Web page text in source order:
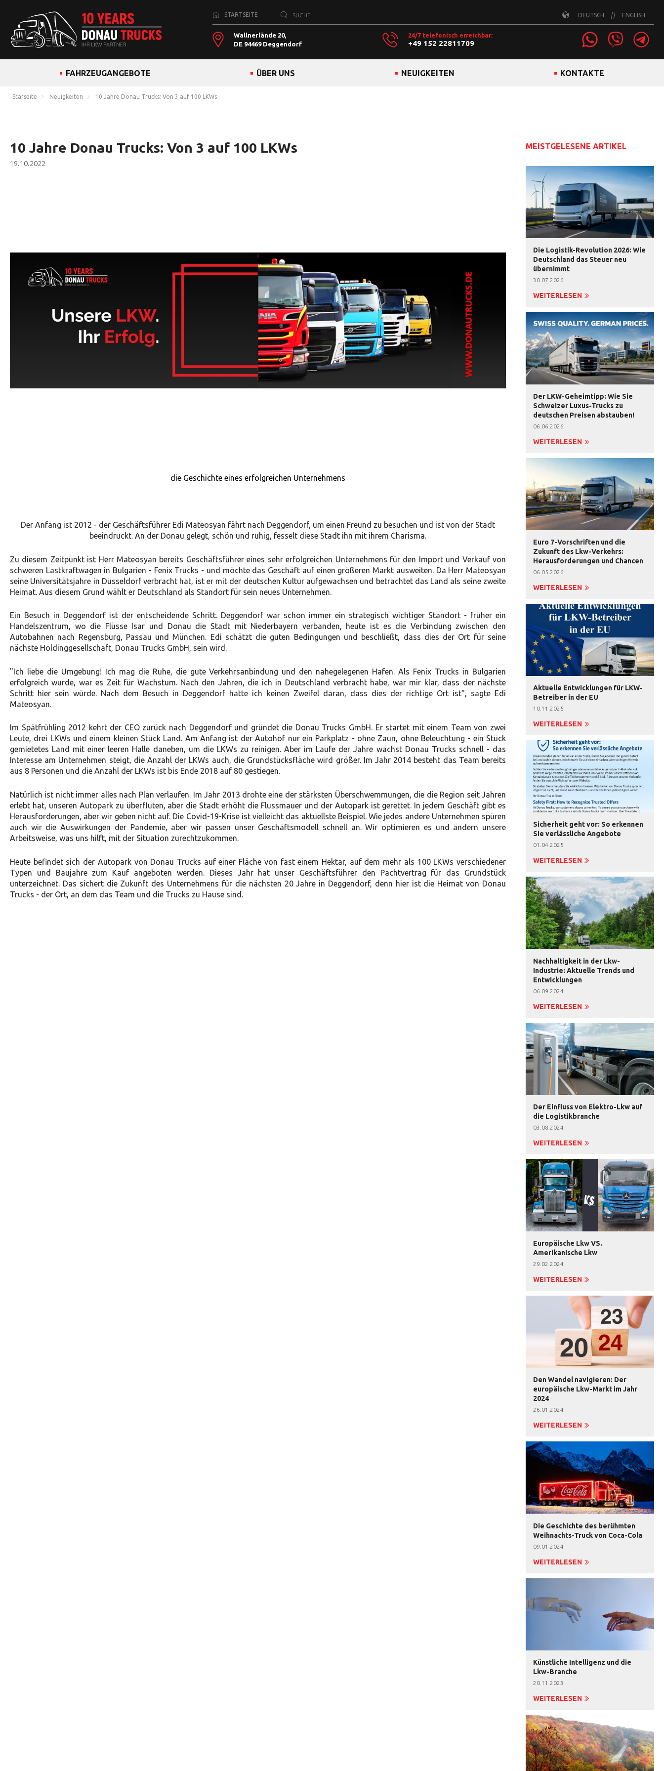
STARTSEITE DEUTSCH ENGLISH
Wallnerlände 20,
DE 94469 Deggendorf
24/7 telefonisch erreichbar:
+49 152 22811709
FAHRZEUGANGEBOTE ÜBER UNS NEUIGKEITEN KONTAKTE
Starseite Neuigkeiten 10 Jahre Donau Trucks: Von 3 auf 100 LKWs
10 Jahre Donau Trucks: Von 3 auf 100 LKWs
19.10.2022
die Geschichte eines erfolgreichen Unternehmens
Der Anfang ist 2012 - der Geschäftsführer Edi Mateosyan fährt nach Deggendorf, um einen Freund zu besuchen und ist von der Stadt
beeindruckt. An der Donau gelegt, schön und ruhig, fesselt diese Stadt ihn mit ihrem Charisma.
Zu diesem Zeitpunkt ist Herr Mateosyan bereits Geschäftsführer eines sehr erfolgreichen Unternehmens für den Import und Verkauf von
schweren Lastkraftwagen in Bulgarien - Fenix Trucks - und möchte das Geschäft auf einen größeren Markt ausweiten. Da Herr Mateosyan
seine Universitätsjahre in Düsseldorf verbracht hat, ist er mit der deutschen Kultur aufgewachsen und betrachtet das Land als seine zweite
Heimat. Aus diesem Grund wählt er Deutschland als Standort für sein neues Unternehmen.
Ein Besuch in Deggendorf ist der entscheidende Schritt. Deggendorf war schon immer ein strategisch wichtiger Standort - früher ein
Handelszentrum, wo die Flüsse Isar und Donau die Stadt mit Niederbayern verbanden, heute ist es die Verbindung zwischen den
Autobahnen nach Regensburg, Passau und München. Edi schätzt die guten Bedingungen und beschließt, dass dies der Ort für seine
nächste Holdinggesellschaft, Donau Trucks GmbH, sein wird.
"Ich liebe die Umgebung! Ich mag die Ruhe, die gute Verkehrsanbindung und den nahegelegenen Hafen. Als Fenix Trucks in Bulgarien
erfolgreich wurde, war es Zeit für Wachstum. Nach den Jahren, die ich in Deutschland verbracht habe, war mir klar, dass der nächste
Schritt hier sein würde. Nach dem Besuch in Deggendorf hatte ich keinen Zweifel daran, dass dies der richtige Ort ist", sagte Edi
Mateosyan.
Im Spätfrühling 2012 kehrt der CEO zurück nach Deggendorf und gründet die Donau Trucks GmbH. Er startet mit einem Team von zwei
Leute, drei LKWs und einem kleinen Stück Land. Am Anfang ist der Autohof nur ein Parkplatz - ohne Zaun, ohne Beleuchtung - ein Stück
gemietetes Land mit einer leeren Halle daneben, um die LKWs zu reinigen. Aber im Laufe der Jahre wächst Donau Trucks schnell - das
Interesse am Unternehmen steigt, die Anzahl der LKWs auch, die Grundstücksfläche wird größer. Im Jahr 2014 besteht das Team bereits
aus 8 Personen und die Anzahl der LKWs ist bis Ende 2018 auf 80 gestiegen.
Natürlich ist nicht immer alles nach Plan verlaufen. Im Jahr 2013 drohte eine der stärksten Überschwemmungen, die die Region seit Jahren
erlebt hat, unseren Autopark zu überfluten, aber die Stadt erhöht die Flussmauer und der Autopark ist gerettet. In jedem Geschäft gibt es
Herausforderungen, aber wir geben nicht auf. Die Covid-19-Krise ist vielleicht das aktuellste Beispiel. Wie jedes andere Unternehmen spüren
auch wir die Auswirkungen der Pandemie, aber wir passen unser Geschäftsmodell schnell an. Wir optimieren es und ändern unsere
Arbeitsweise, was uns hilft, mit der Situation zurechtzukommen.
Heute befindet sich der Autopark von Donau Trucks auf einer Fläche von fast einem Hektar, auf dem mehr als 100 LKWs verschiedener
Typen und Baujahre zum Kauf angeboten werden. Dieses Jahr hat unser Geschäftsführer den Pachtvertrag für das Grundstück
unterzeichnet. Das sichert die Zukunft des Unternehmens für die nächsten 20 Jahre in Deggendorf, denn hier ist die Heimat von Donau
Trucks - der Ort, an dem das Team und die Trucks zu Hause sind.
MEISTGELESENE ARTIKEL
Die Logistik-Revolution 2026: Wie
Deutschland das Steuer neu
übernimmt
30.07.2026
WEITERLESEN
Der LKW-Geheimtipp: Wie Sie
Schweizer Luxus-Trucks zu
deutschen Preisen abstauben!
06.06.2026
WEITERLESEN
Euro 7-Vorschriften und die
Zukunft des Lkw-Verkehrs:
Herausforderungen und Chancen
06.05.2026
WEITERLESEN
Aktuelle Entwicklungen für LKW-
Betreiber in der EU
10.11.2025
WEITERLESEN
Sicherheit geht vor: So erkennen
Sie verlässliche Angebote
01.04.2025
WEITERLESEN
Nachhaltigkeit in der Lkw-
Industrie: Aktuelle Trends und
Entwicklungen
06.09.2024
WEITERLESEN
Der Einfluss von Elektro-Lkw auf
die Logistikbranche
03.08.2024
WEITERLESEN
Europäische Lkw VS.
Amerikanische Lkw
29.02.2024
WEITERLESEN
Den Wandel navigieren: Der
europäische Lkw-Markt im Jahr
2024
26.01.2024
WEITERLESEN
Die Geschichte des berühmten
Weihnachts-Truck von Coca-Cola
09.01.2024
WEITERLESEN
Künstliche Intelligenz und die
Lkw-Branche
20.11.2023
WEITERLESEN